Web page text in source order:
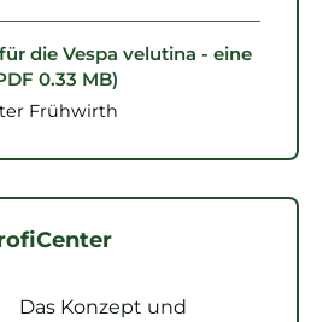
die Vespa velutina - eine
0.33 MB)
Frühwirth
Das Konzept und